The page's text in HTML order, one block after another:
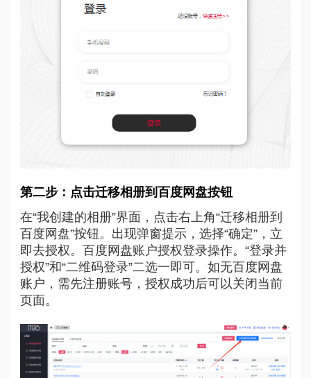
第二步：点击迁移相册到百度网盘按钮
在“我创建的相册”界面，点击右上角“迁移相册到
百度网盘”按钮。出现弹窗提示，选择“确定”，立
即去授权。百度网盘账户授权登录操作。“登录并
授权”和“二维码登录”二选一即可。如无百度网盘
账户，需先注册账号，授权成功后可以关闭当前
页面。